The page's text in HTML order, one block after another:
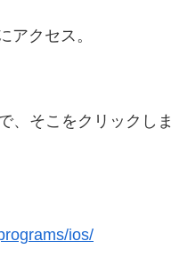
アクセス。
、そこをクリックしま
ios/